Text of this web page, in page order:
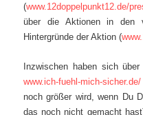
(www.12doppelpunkt12.de/
über die Aktionen in den
Hintergründe der Aktion (
Inzwischen haben sich
www.ich-fuehl-mich-sicher.de/
noch größer wird, wenn Du
das noch nicht gemacht